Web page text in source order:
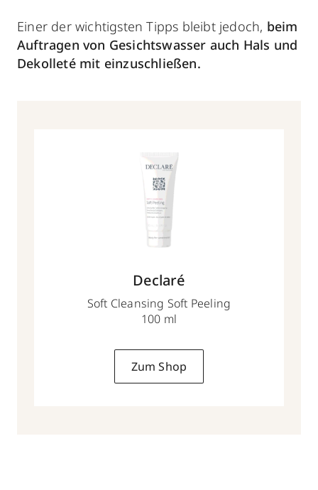
Einer der wichtigsten Tipps bleibt jedoch, beim
Auftragen von Gesichtswasser auch Hals und
Dekolleté mit einzuschließen.
Declaré
Soft Cleansing Soft Peeling
100 ml
Zum Shop